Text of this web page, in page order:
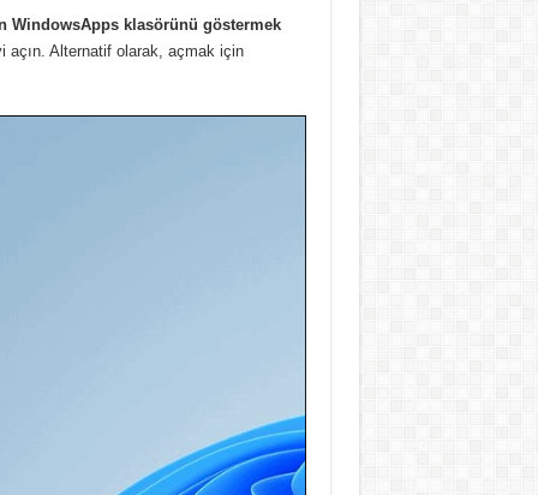
WindowsApps klasörünü göstermek
açın. Alternatif olarak, açmak için